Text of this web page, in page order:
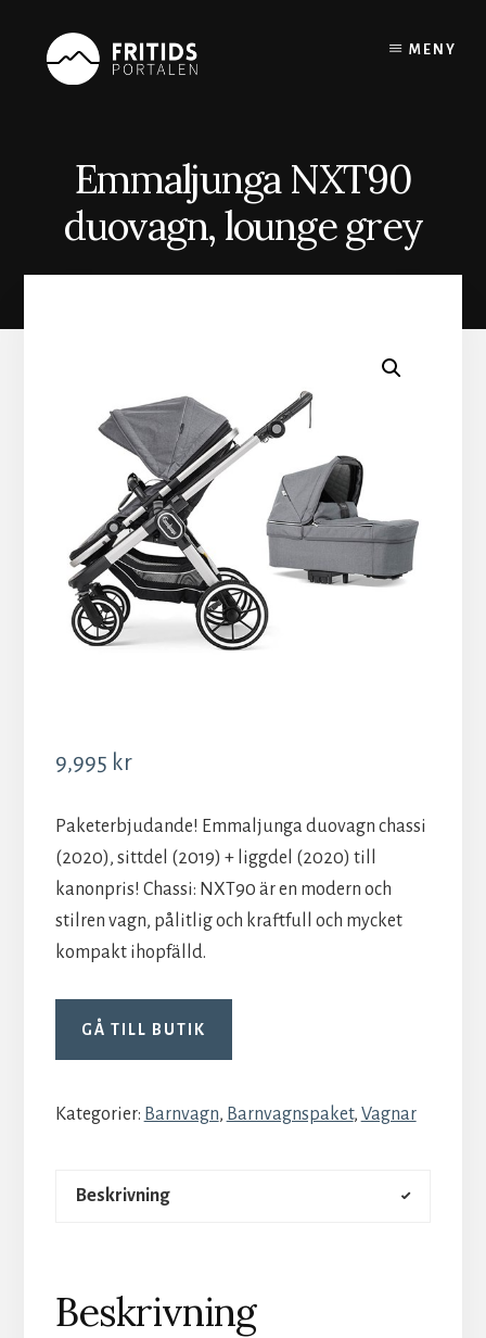
content
MENY
Emmaljunga NXT90
duovagn, lounge grey
9,995 kr
Paketerbjudande! Emmaljunga duovagn chassi
(2020), sittdel (2019) + liggdel (2020) till
kanonpris! Chassi: NXT90 är en modern och
stilren vagn, pålitlig och kraftfull och mycket
kompakt ihopfälld.
GÅ TILL BUTIK
Kategorier: Barnvagn, Barnvagnspaket, Vagnar
Beskrivning
Beskrivning